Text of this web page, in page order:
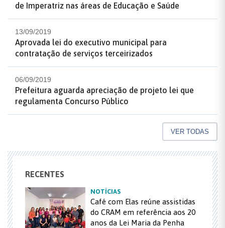
de Imperatriz nas áreas de Educação e Saúde
13/09/2019
Aprovada lei do executivo municipal para
contratação de serviços terceirizados
06/09/2019
Prefeitura aguarda apreciação de projeto lei que
regulamenta Concurso Público
VER TODAS
RECENTES
NOTÍCIAS
Café com Elas reúne assistidas
do CRAM em referência aos 20
anos da Lei Maria da Penha